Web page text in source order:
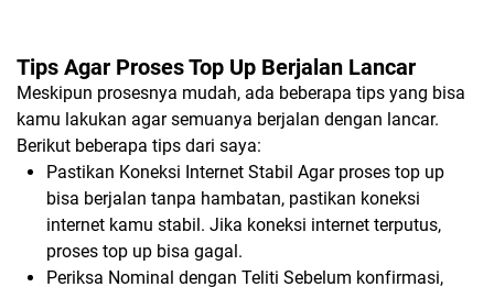
Tips Agar Proses Top Up Berjalan Lancar
Meskipun prosesnya mudah, ada beberapa tips yang bisa
kamu lakukan agar semuanya berjalan dengan lancar.
Berikut beberapa tips dari saya:
Pastikan Koneksi Internet Stabil Agar proses top up
bisa berjalan tanpa hambatan, pastikan koneksi
internet kamu stabil. Jika koneksi internet terputus,
proses top up bisa gagal.
Periksa Nominal dengan Teliti Sebelum konfirmasi,